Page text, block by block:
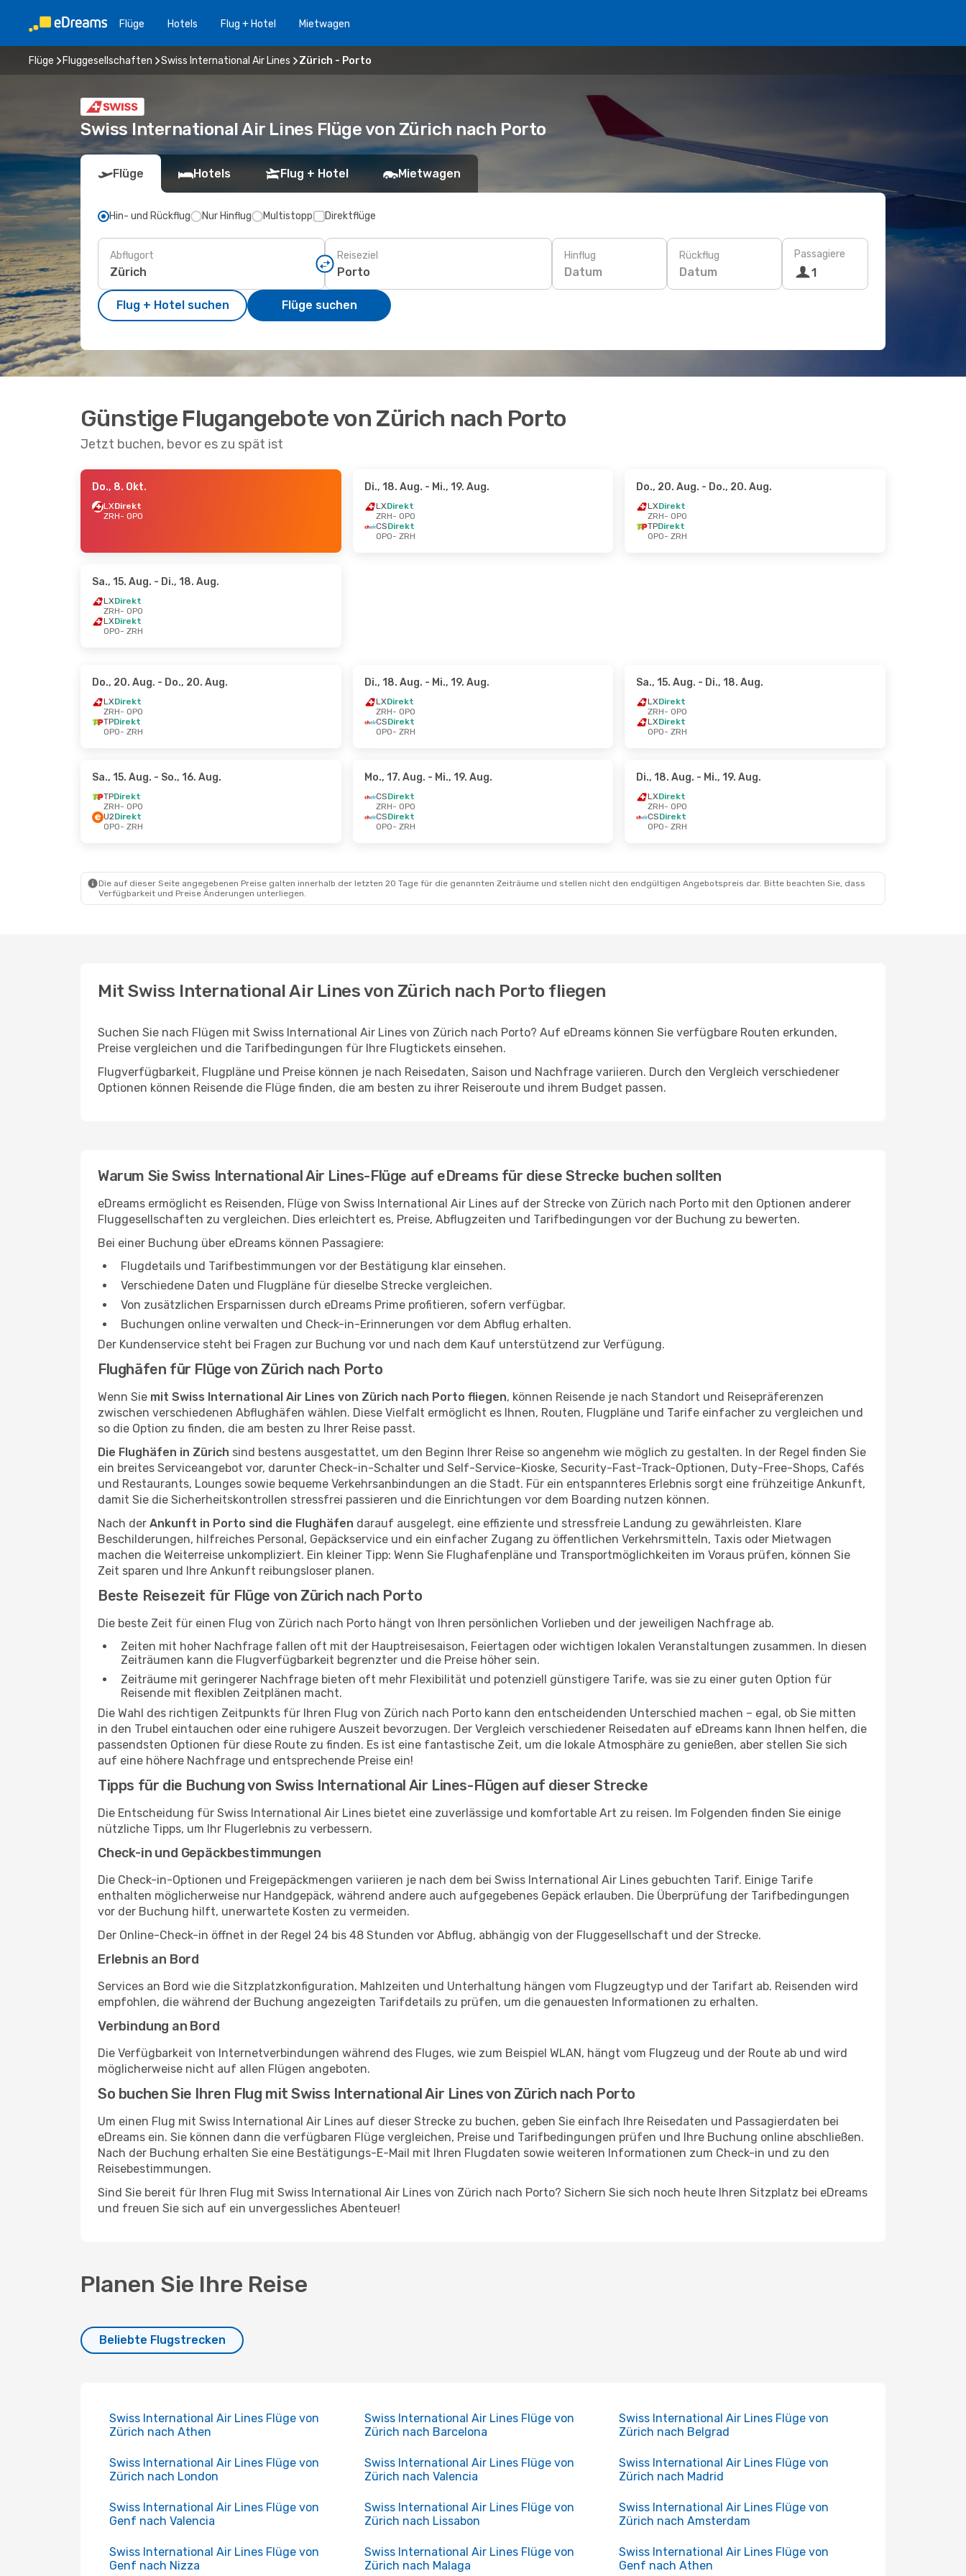
Flüge Hotels Flug + Hotel Mietwagen
Flüge Fluggesellschaften Swiss International Air Lines Zürich - Porto
Swiss International Air Lines Flüge von Zürich nach Porto
Flüge Hotels Flug + Hotel Mietwagen
Hin- und Rückflug Nur Hinflug Multistopp Direktflüge
Abflugort Reiseziel Hinflug
Datum
Rückflug
Datum
Passagiere
1
Flug + Hotel suchen Flüge suchen
Günstige Flugangebote von Zürich nach Porto
Jetzt buchen, bevor es zu spät ist
Do., 8. Okt.
LXDirekt
ZRH- OPO
Di., 18. Aug. - Mi., 19. Aug.
LXDirekt
ZRH- OPO
CSDirekt
OPO- ZRH
Do., 20. Aug. - Do., 20. Aug.
LXDirekt
ZRH- OPO
TPDirekt
OPO- ZRH
Sa., 15. Aug. - Di., 18. Aug.
LXDirekt
ZRH- OPO
LXDirekt
OPO- ZRH
Do., 20. Aug. - Do., 20. Aug.
LXDirekt
ZRH- OPO
TPDirekt
OPO- ZRH
Di., 18. Aug. - Mi., 19. Aug.
LXDirekt
ZRH- OPO
CSDirekt
OPO- ZRH
Sa., 15. Aug. - Di., 18. Aug.
LXDirekt
ZRH- OPO
LXDirekt
OPO- ZRH
Sa., 15. Aug. - So., 16. Aug.
TPDirekt
ZRH- OPO
U2Direkt
OPO- ZRH
Mo., 17. Aug. - Mi., 19. Aug.
CSDirekt
ZRH- OPO
CSDirekt
OPO- ZRH
Di., 18. Aug. - Mi., 19. Aug.
LXDirekt
ZRH- OPO
CSDirekt
OPO- ZRH
Die auf dieser Seite angegebenen Preise galten innerhalb der letzten 20 Tage für die genannten Zeiträume und stellen nicht den endgültigen Angebotspreis dar. Bitte beachten Sie, dass
Verfügbarkeit und Preise Änderungen unterliegen.
Mit Swiss International Air Lines von Zürich nach Porto fliegen
Suchen Sie nach Flügen mit Swiss International Air Lines von Zürich nach Porto? Auf eDreams können Sie verfügbare Routen erkunden,
Preise vergleichen und die Tarifbedingungen für Ihre Flugtickets einsehen.
Flugverfügbarkeit, Flugpläne und Preise können je nach Reisedaten, Saison und Nachfrage variieren. Durch den Vergleich verschiedener
Optionen können Reisende die Flüge finden, die am besten zu ihrer Reiseroute und ihrem Budget passen.
Warum Sie Swiss International Air Lines-Flüge auf eDreams für diese Strecke buchen sollten
eDreams ermöglicht es Reisenden, Flüge von Swiss International Air Lines auf der Strecke von Zürich nach Porto mit den Optionen anderer
Fluggesellschaften zu vergleichen. Dies erleichtert es, Preise, Abflugzeiten und Tarifbedingungen vor der Buchung zu bewerten.
Bei einer Buchung über eDreams können Passagiere:
Flugdetails und Tarifbestimmungen vor der Bestätigung klar einsehen.
Verschiedene Daten und Flugpläne für dieselbe Strecke vergleichen.
Von zusätzlichen Ersparnissen durch eDreams Prime profitieren, sofern verfügbar.
Buchungen online verwalten und Check-in-Erinnerungen vor dem Abflug erhalten.
Der Kundenservice steht bei Fragen zur Buchung vor und nach dem Kauf unterstützend zur Verfügung.
Flughäfen für Flüge von Zürich nach Porto
Wenn Sie mit Swiss International Air Lines von Zürich nach Porto fliegen, können Reisende je nach Standort und Reisepräferenzen
zwischen verschiedenen Abflughäfen wählen. Diese Vielfalt ermöglicht es Ihnen, Routen, Flugpläne und Tarife einfacher zu vergleichen und
so die Option zu finden, die am besten zu Ihrer Reise passt.
Die Flughäfen in Zürich sind bestens ausgestattet, um den Beginn Ihrer Reise so angenehm wie möglich zu gestalten. In der Regel finden Sie
ein breites Serviceangebot vor, darunter Check-in-Schalter und Self-Service-Kioske, Security-Fast-Track-Optionen, Duty-Free-Shops, Cafés
und Restaurants, Lounges sowie bequeme Verkehrsanbindungen an die Stadt. Für ein entspannteres Erlebnis sorgt eine frühzeitige Ankunft,
damit Sie die Sicherheitskontrollen stressfrei passieren und die Einrichtungen vor dem Boarding nutzen können.
Nach der Ankunft in Porto sind die Flughäfen darauf ausgelegt, eine effiziente und stressfreie Landung zu gewährleisten. Klare
Beschilderungen, hilfreiches Personal, Gepäckservice und ein einfacher Zugang zu öffentlichen Verkehrsmitteln, Taxis oder Mietwagen
machen die Weiterreise unkompliziert. Ein kleiner Tipp: Wenn Sie Flughafenpläne und Transportmöglichkeiten im Voraus prüfen, können Sie
Zeit sparen und Ihre Ankunft reibungsloser planen.
Beste Reisezeit für Flüge von Zürich nach Porto
Die beste Zeit für einen Flug von Zürich nach Porto hängt von Ihren persönlichen Vorlieben und der jeweiligen Nachfrage ab.
Zeiten mit hoher Nachfrage fallen oft mit der Hauptreisesaison, Feiertagen oder wichtigen lokalen Veranstaltungen zusammen. In diesen
Zeiträumen kann die Flugverfügbarkeit begrenzter und die Preise höher sein.
Zeiträume mit geringerer Nachfrage bieten oft mehr Flexibilität und potenziell günstigere Tarife, was sie zu einer guten Option für
Reisende mit flexiblen Zeitplänen macht.
Die Wahl des richtigen Zeitpunkts für Ihren Flug von Zürich nach Porto kann den entscheidenden Unterschied machen – egal, ob Sie mitten
in den Trubel eintauchen oder eine ruhigere Auszeit bevorzugen. Der Vergleich verschiedener Reisedaten auf eDreams kann Ihnen helfen, die
passendsten Optionen für diese Route zu finden. Es ist eine fantastische Zeit, um die lokale Atmosphäre zu genießen, aber stellen Sie sich
auf eine höhere Nachfrage und entsprechende Preise ein!
Tipps für die Buchung von Swiss International Air Lines-Flügen auf dieser Strecke
Die Entscheidung für Swiss International Air Lines bietet eine zuverlässige und komfortable Art zu reisen. Im Folgenden finden Sie einige
nützliche Tipps, um Ihr Flugerlebnis zu verbessern.
Check-in und Gepäckbestimmungen
Die Check-in-Optionen und Freigepäckmengen variieren je nach dem bei Swiss International Air Lines gebuchten Tarif. Einige Tarife
enthalten möglicherweise nur Handgepäck, während andere auch aufgegebenes Gepäck erlauben. Die Überprüfung der Tarifbedingungen
vor der Buchung hilft, unerwartete Kosten zu vermeiden.
Der Online-Check-in öffnet in der Regel 24 bis 48 Stunden vor Abflug, abhängig von der Fluggesellschaft und der Strecke.
Erlebnis an Bord
Services an Bord wie die Sitzplatzkonfiguration, Mahlzeiten und Unterhaltung hängen vom Flugzeugtyp und der Tarifart ab. Reisenden wird
empfohlen, die während der Buchung angezeigten Tarifdetails zu prüfen, um die genauesten Informationen zu erhalten.
Verbindung an Bord
Die Verfügbarkeit von Internetverbindungen während des Fluges, wie zum Beispiel WLAN, hängt vom Flugzeug und der Route ab und wird
möglicherweise nicht auf allen Flügen angeboten.
So buchen Sie Ihren Flug mit Swiss International Air Lines von Zürich nach Porto
Um einen Flug mit Swiss International Air Lines auf dieser Strecke zu buchen, geben Sie einfach Ihre Reisedaten und Passagierdaten bei
eDreams ein. Sie können dann die verfügbaren Flüge vergleichen, Preise und Tarifbedingungen prüfen und Ihre Buchung online abschließen.
Nach der Buchung erhalten Sie eine Bestätigungs-E-Mail mit Ihren Flugdaten sowie weiteren Informationen zum Check-in und zu den
Reisebestimmungen.
Sind Sie bereit für Ihren Flug mit Swiss International Air Lines von Zürich nach Porto? Sichern Sie sich noch heute Ihren Sitzplatz bei eDreams
und freuen Sie sich auf ein unvergessliches Abenteuer!
Planen Sie Ihre Reise
Beliebte Flugstrecken
Swiss International Air Lines Flüge von
Zürich nach Athen
Swiss International Air Lines Flüge von
Zürich nach Barcelona
Swiss International Air Lines Flüge von
Zürich nach Belgrad
Swiss International Air Lines Flüge von
Zürich nach London
Swiss International Air Lines Flüge von
Zürich nach Valencia
Swiss International Air Lines Flüge von
Zürich nach Madrid
Swiss International Air Lines Flüge von
Genf nach Valencia
Swiss International Air Lines Flüge von
Zürich nach Lissabon
Swiss International Air Lines Flüge von
Zürich nach Amsterdam
Swiss International Air Lines Flüge von
Genf nach Nizza
Swiss International Air Lines Flüge von
Zürich nach Malaga
Swiss International Air Lines Flüge von
Genf nach Athen